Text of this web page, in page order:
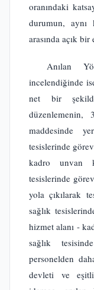
oranındaki
durumun, aynı
arasında açık
Anılan
incelendiğinde
net bir
düzenlemenin,
maddesinde
tesislerinde
kadro unvan
tesislerinde
yola çıkılarak
sağlık
hizmet alanı -
sağlık
personelden
devleti ve